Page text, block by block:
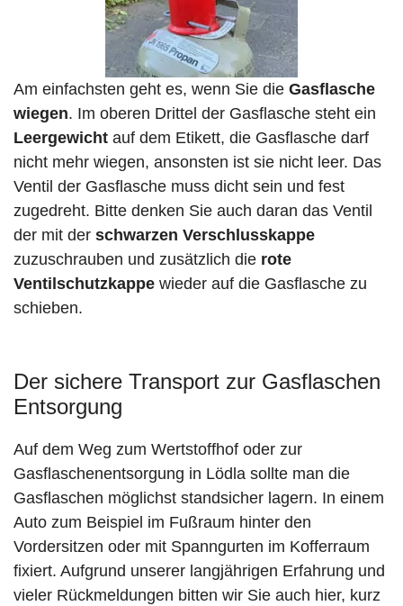
Am einfachsten geht es, wenn Sie die Gasflasche
wiegen. Im oberen Drittel der Gasflasche steht ein
Leergewicht auf dem Etikett, die Gasflasche darf
nicht mehr wiegen, ansonsten ist sie nicht leer. Das
Ventil der Gasflasche muss dicht sein und fest
zugedreht. Bitte denken Sie auch daran das Ventil
der mit der schwarzen Verschlusskappe
zuzuschrauben und zusätzlich die rote
Ventilschutzkappe wieder auf die Gasflasche zu
schieben.
Der sichere Transport zur Gasflaschen
Entsorgung
Auf dem Weg zum Wertstoffhof oder zur
Gasflaschenentsorgung in Lödla sollte man die
Gasflaschen möglichst standsicher lagern. In einem
Auto zum Beispiel im Fußraum hinter den
Vordersitzen oder mit Spanngurten im Kofferraum
fixiert. Aufgrund unserer langjährigen Erfahrung und
vieler Rückmeldungen bitten wir Sie auch hier, kurz